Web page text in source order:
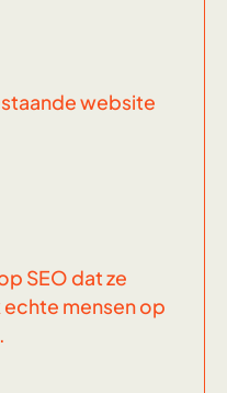
website
SEO dat ze
mensen op